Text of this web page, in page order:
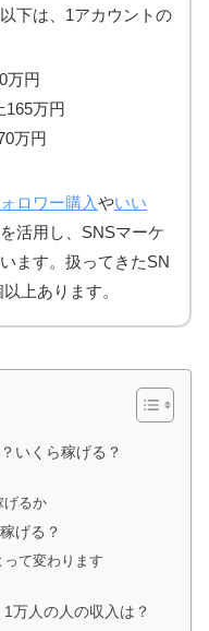
下は、1アカウントの
万円
165万円
万円
ロワー購入やいい
を活用し、SNSマーケ
ます。扱ってきたSN
上あります。
いくら稼げる？
げるか
げる？
て変わります
万人の人の収入は？